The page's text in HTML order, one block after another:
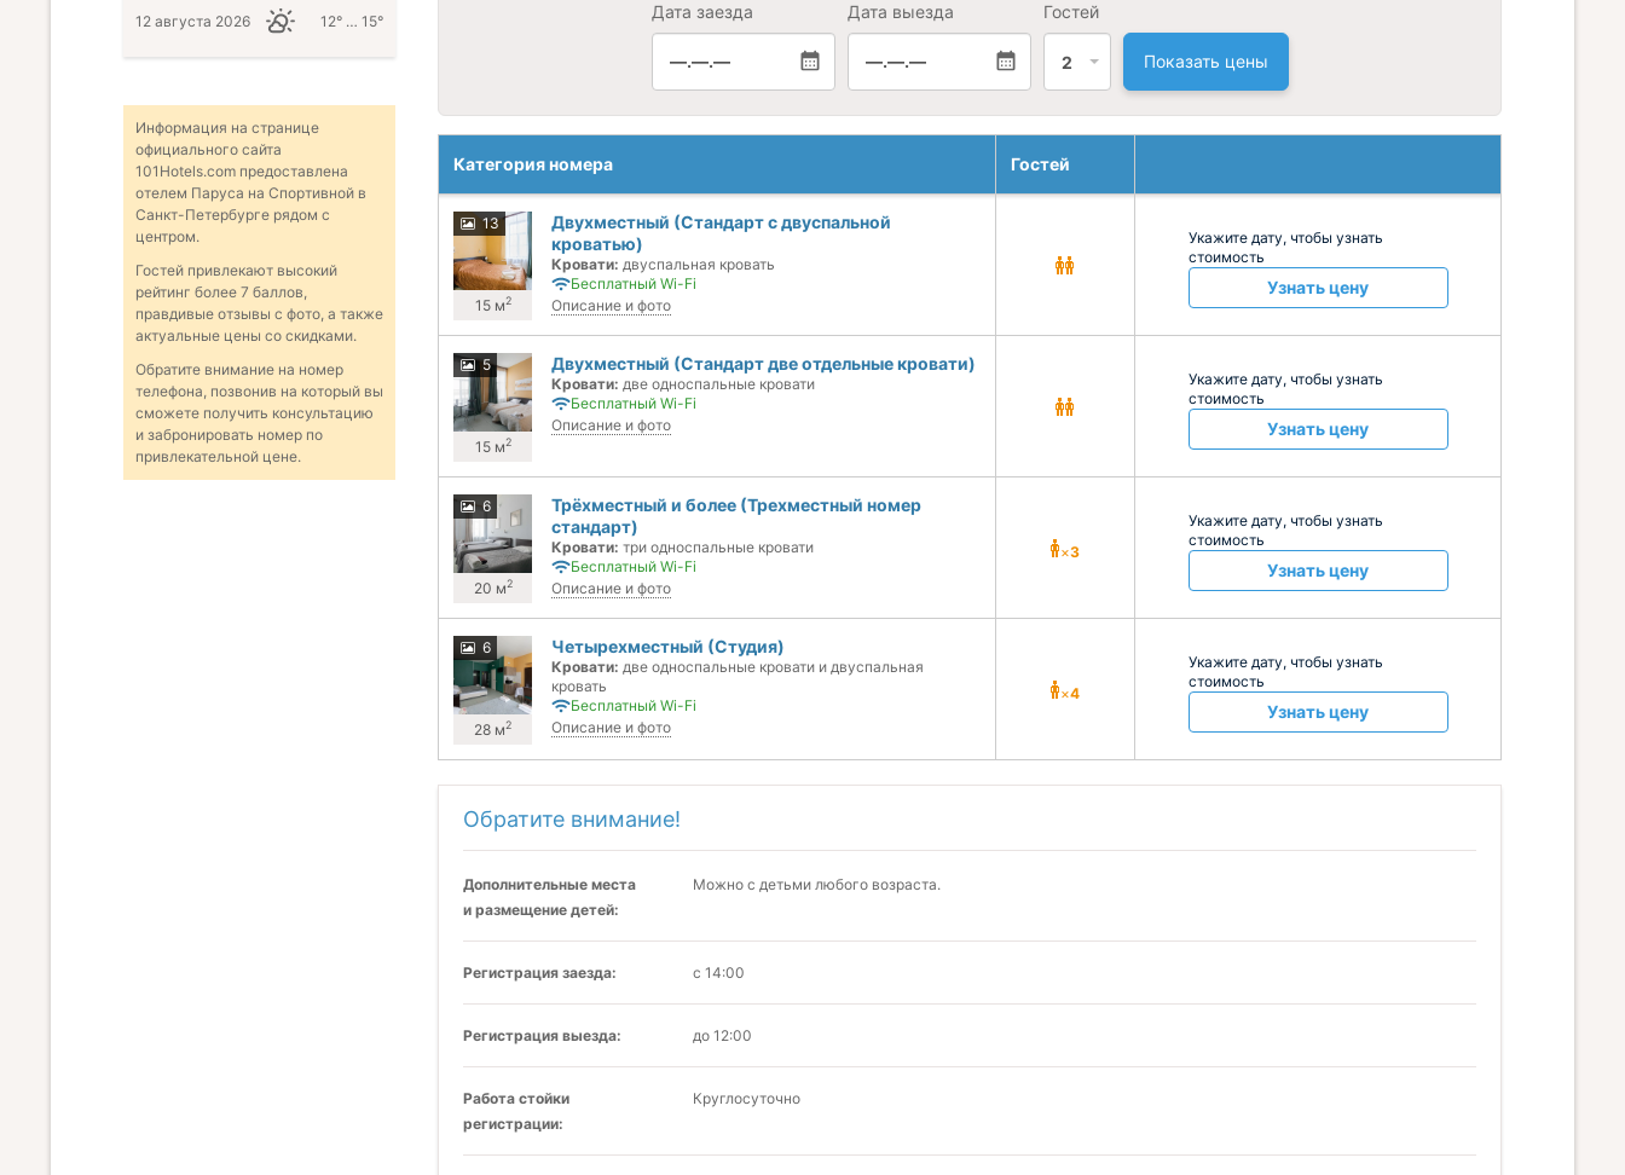
Дата заезда
—.—.—
Дата выезда
—.—.—
Гостей
2 Показать цены
Категория номера Гостей
13
15 м2
Двухместный (Стандарт с двуспальной
кроватью)
Кровати: двуспальная кровать
Бесплатный Wi-Fi
Описание и фото
Укажите дату, чтобы узнать
стоимость
Узнать цену
5
15 м2
Двухместный (Стандарт две отдельные кровати)
Кровати: две односпальные кровати
Бесплатный Wi-Fi
Описание и фото
Укажите дату, чтобы узнать
стоимость
Узнать цену
6
20 м2
Трёхместный и более (Трехместный номер
стандарт)
Кровати: три односпальные кровати
Бесплатный Wi-Fi
Описание и фото
×3
Укажите дату, чтобы узнать
стоимость
Узнать цену
6
28 м2
Четырехместный (Студия)
Кровати: две односпальные кровати и двуспальная
кровать
Бесплатный Wi-Fi
Описание и фото
×4
Укажите дату, чтобы узнать
стоимость
Узнать цену
Обратите внимание!
Дополнительные места
и размещение детей:
Можно с детьми любого возраста.
Регистрация заезда: с 14:00
Регистрация выезда: до 12:00
Работа стойки
регистрации:
Круглосуточно
12 августа 2026 12° … 15°
Информация на странице
официального сайта
101Hotels.com предоставлена
отелем Паруса на Спортивной в
Санкт-Петербурге рядом с
центром.
Гостей привлекают высокий
рейтинг более 7 баллов,
правдивые отзывы с фото, а также
актуальные цены со скидками.
Обратите внимание на номер
телефона, позвонив на который вы
сможете получить консультацию
и забронировать номер по
привлекательной цене.